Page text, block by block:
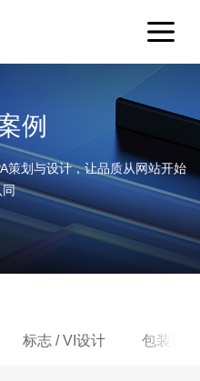
例
策划与设计，让品质从网站开始
同
标志 / VI设计 包装设计